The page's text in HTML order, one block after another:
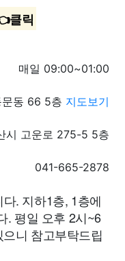
클릭
매일 09:00~01:00
동 66 5층 지도보기
시 고운로 275-5 5층
041-665-2878
. 지하1층, 1층에
. 평일 오후 2시~6
니 참고부탁드립